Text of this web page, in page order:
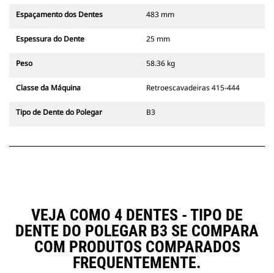
Espaçamento dos Dentes 483 mm
Espessura do Dente 25 mm
Peso 58.36 kg
Classe da Máquina Retroescavadeiras 415-444
Tipo de Dente do Polegar B3
VEJA COMO 4 DENTES - TIPO DE
DENTE DO POLEGAR B3 SE COMPARA
COM PRODUTOS COMPARADOS
FREQUENTEMENTE.